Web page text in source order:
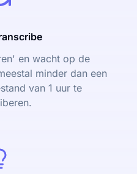
en wacht op de
minder dan een
van 1 uur te